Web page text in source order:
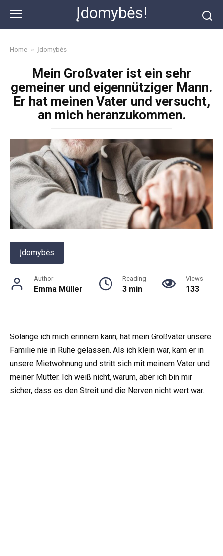
content
Įdomybės!
Home » Įdomybės
Mein Großvater ist ein sehr
gemeiner und eigennütziger Mann.
Er hat meinen Vater und versucht,
an mich heranzukommen.
Įdomybės
Author
Emma Müller
Reading
3 min
Views
133
Solange ich mich erinnern kann, hat mein Großvater unsere
Familie nie in Ruhe gelassen. Als ich klein war, kam er in
unsere Mietwohnung und stritt sich mit meinem Vater und
meiner Mutter. Ich weiß nicht, warum, aber ich bin mir
sicher, dass es den Streit und die Nerven nicht wert war.